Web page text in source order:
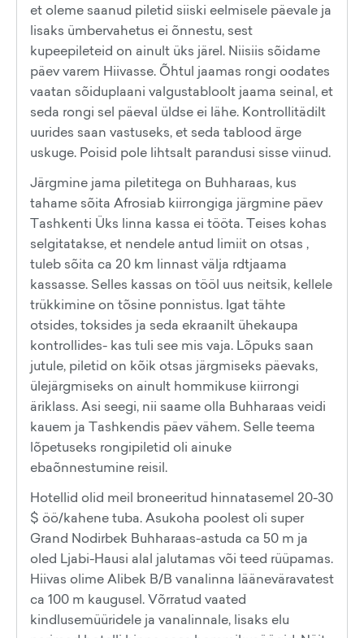
et oleme saanud piletid siiski eelmisele päevale ja
lisaks ümbervahetus ei õnnestu, sest
kupeepileteid on ainult üks järel. Niisiis sõidame
päev varem Hiivasse. Õhtul jaamas rongi oodates
vaatan sõiduplaani valgustabloolt jaama seinal, et
seda rongi sel päeval üldse ei lähe. Kontrollitädilt
uurides saan vastuseks, et seda tablood ärge
uskuge. Poisid pole lihtsalt parandusi sisse viinud.
Järgmine jama piletitega on Buhharaas, kus
tahame sõita Afrosiab kiirrongiga järgmine päev
Tashkenti Üks linna kassa ei tööta. Teises kohas
selgitatakse, et nendele antud limiit on otsas ,
tuleb sõita ca 20 km linnast välja rdtjaama
kassasse. Selles kassas on tööl uus neitsik, kellele
trükkimine on tõsine ponnistus. Igat tähte
otsides, toksides ja seda ekraanilt ühekaupa
kontrollides- kas tuli see mis vaja. Lõpuks saan
jutule, piletid on kõik otsas järgmiseks päevaks,
ülejärgmiseks on ainult hommikuse kiirrongi
äriklass. Asi seegi, nii saame olla Buhharaas veidi
kauem ja Tashkendis päev vähem. Selle teema
lõpetuseks rongipiletid oli ainuke
ebaõnnestumine reisil.
Hotellid olid meil broneeritud hinnatasemel 20-30
$ öö/kahene tuba. Asukoha poolest oli super
Grand Nodirbek Buhharaas-astuda ca 50 m ja
oled Ljabi-Hausi alal jalutamas või teed rüüpamas.
Hiivas olime Alibek B/B vanalinna lääneväravatest
ca 100 m kaugusel. Võrratud vaated
kindlusemüüridele ja vanalinnale, lisaks elu